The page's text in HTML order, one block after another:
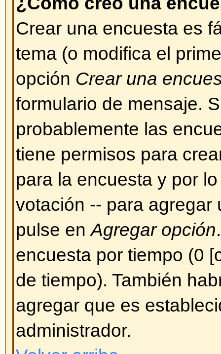
de los mismos.
Volver arriba
¿Puedo colocar imágenes en
Las imágenes pueden ser
Sin embargo, de momento no
herramienta que permita subir
ende, Ud. debe hacer un
que quiere que se muestre, por
http://www.unsitio.com/
hacer enlaces a imágenes que
propio PC (a menos que su PC
WEB con acceso desde
imágenes que se encuentren
autentificación (cuentas de
protegidos por contraseña,
imagen use el BBCode [img] o
correspondiente (de estar